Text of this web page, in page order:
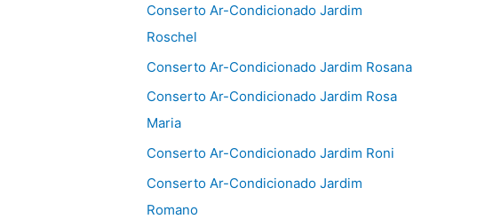
Conserto Ar-Condicionado Jardim
Roschel
Conserto Ar-Condicionado Jardim Rosana
Conserto Ar-Condicionado Jardim Rosa
Maria
Conserto Ar-Condicionado Jardim Roni
Conserto Ar-Condicionado Jardim
Romano